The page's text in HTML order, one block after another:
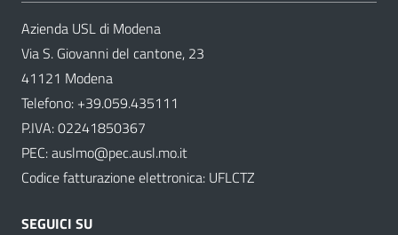
Azienda USL di Modena
Via S. Giovanni del cantone, 23
41121 Modena
Telefono: +39.059.435111
P.IVA: 02241850367
PEC:auslmo@pec.ausl.mo.it
Codice fatturazione elettronica: UFLCTZ
SEGUICI SU